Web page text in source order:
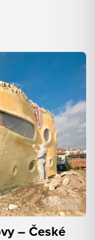
– České